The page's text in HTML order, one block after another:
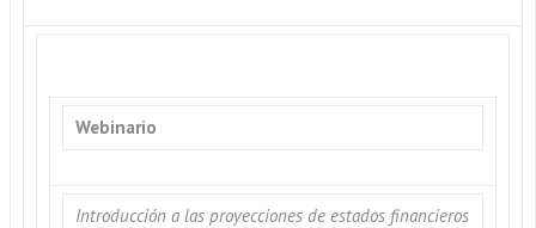
Webinario
Introducción a las proyecciones de estados financieros